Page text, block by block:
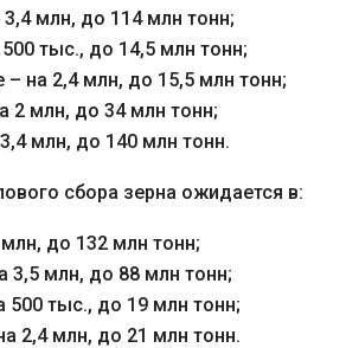
млн, до 114 млн тонн;
тыс., до 14,5 млн тонн;
– на 2,4 млн, до 15,5 млн тонн;
2 млн, до 34 млн тонн;
млн, до 140 млн тонн.
сбора зерна ожидается в:
до 132 млн тонн;
3,5 млн, до 88 млн тонн;
500 тыс., до 19 млн тонн;
2,4 млн, до 21 млн тонн.